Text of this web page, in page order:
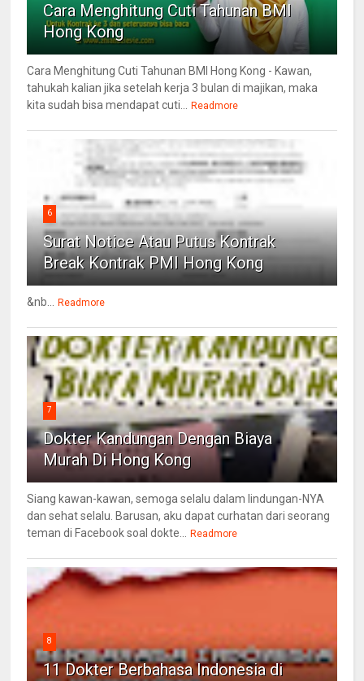
Cara Menghitung Cuti Tahunan BMI
Hong Kong
Cara Menghitung Cuti Tahunan BMI Hong Kong - Kawan,
tahukah kalian jika setelah kerja 3 bulan di majikan, maka
kita sudah bisa mendapat cuti... Readmore
6
Surat Notice Atau Putus Kontrak
Break Kontrak PMI Hong Kong
&nb... Readmore
7
Dokter Kandungan Dengan Biaya
Murah Di Hong Kong
Siang kawan-kawan, semoga selalu dalam lindungan-NYA
dan sehat selalu. Barusan, aku dapat curhatan dari seorang
teman di Facebook soal dokte... Readmore
8
11 Dokter Berbahasa Indonesia di